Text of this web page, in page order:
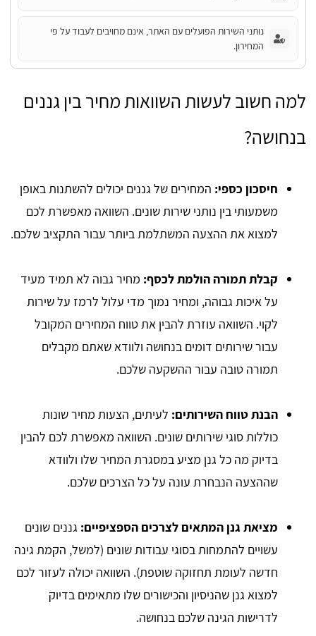
נותני השירות הפועלים עם האתר, אינם מחויבים לעבוד על פי
המחירון.
למה חשוב לעשות השוואות מחיר בין גננים
בנחושה?
חיסכון כספי: המחירים של גננים יכולים להשתנות באופן
משמעותי בין נותני שירות שונים. השוואה מאפשרת לכם
למצוא את ההצעה המשתלמת ביותר עבור התקציב שלכם.
קבלת תמורה הולמת לכסף: מחיר גבוה לא תמיד מעיד
על איכות גבוהה, ומחיר נמוך מדי עלול לרמז על שירות
לקוי. השוואה עוזרת להבין את טווח המחירים המקובל
עבור שירותים דומים בנחושה ולוודא שאתם מקבלים
תמורה טובה עבור ההשקעה שלכם.
הבנת טווח השירותים: לעיתים, הצעות מחיר שונות
כוללות סוגי שירותים שונים. השוואה מאפשרת לכם להבין
בדיוק מה כל גנן מציע במסגרת המחיר שלו ולוודא
שההצעה הנבחרת עונה על כל הצרכים שלכם.
מציאת גנן המתאים לצרכים הספציפיים: גננים שונים
עשויים להתמחות בסוגי עבודות שונים (למשל, הקמת גינה
חדשה לעומת תחזוקה שוטפת). השוואה יכולה לעזור לכם
למצוא גנן שהניסיון והכישורים שלו מתאימים בדיוק
לדרישות הגינה שלכם בנחושה.